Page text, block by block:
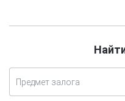
Предмет залога